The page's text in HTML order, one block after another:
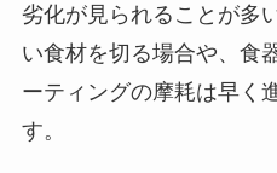
劣化が見られることが多
い食材を切る場合や、食
ーティングの摩耗は早く
す。